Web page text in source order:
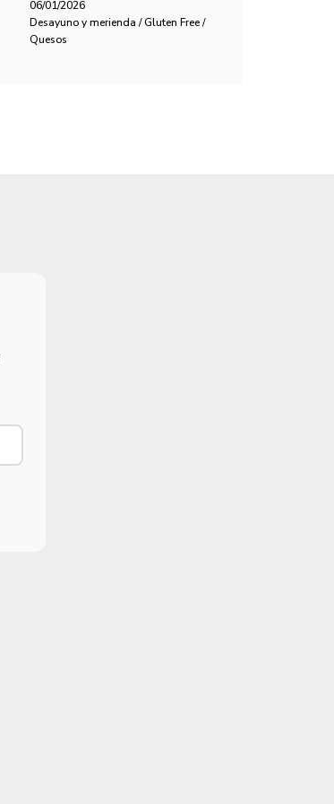
06/01/2026
Desayuno y merienda / Gluten Free /
Quesos